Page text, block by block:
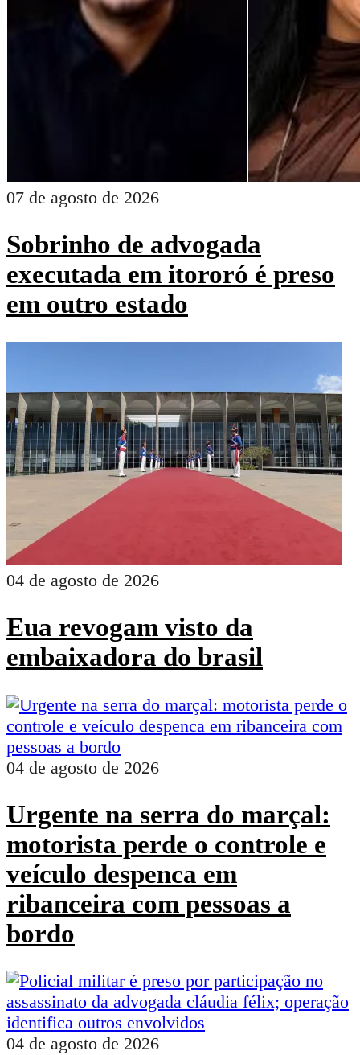
07 de agosto de 2026
Sobrinho de advogada
executada em itororó é preso
em outro estado
04 de agosto de 2026
Eua revogam visto da
embaixadora do brasil
04 de agosto de 2026
Urgente na serra do marçal:
motorista perde o controle e
veículo despenca em
ribanceira com pessoas a
bordo
04 de agosto de 2026